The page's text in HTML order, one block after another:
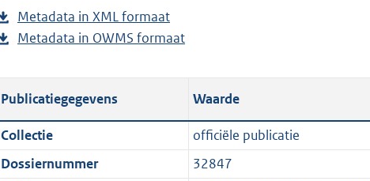
d
p
l
i
c
a
s
g
o
t
t
e
Metadata in XML formaat
e
t
n
Metadata in OWMS formaat
s
a
Publicatiegegevens Waarde
Collectie
officiële publicatie
Dossiernummer
32847